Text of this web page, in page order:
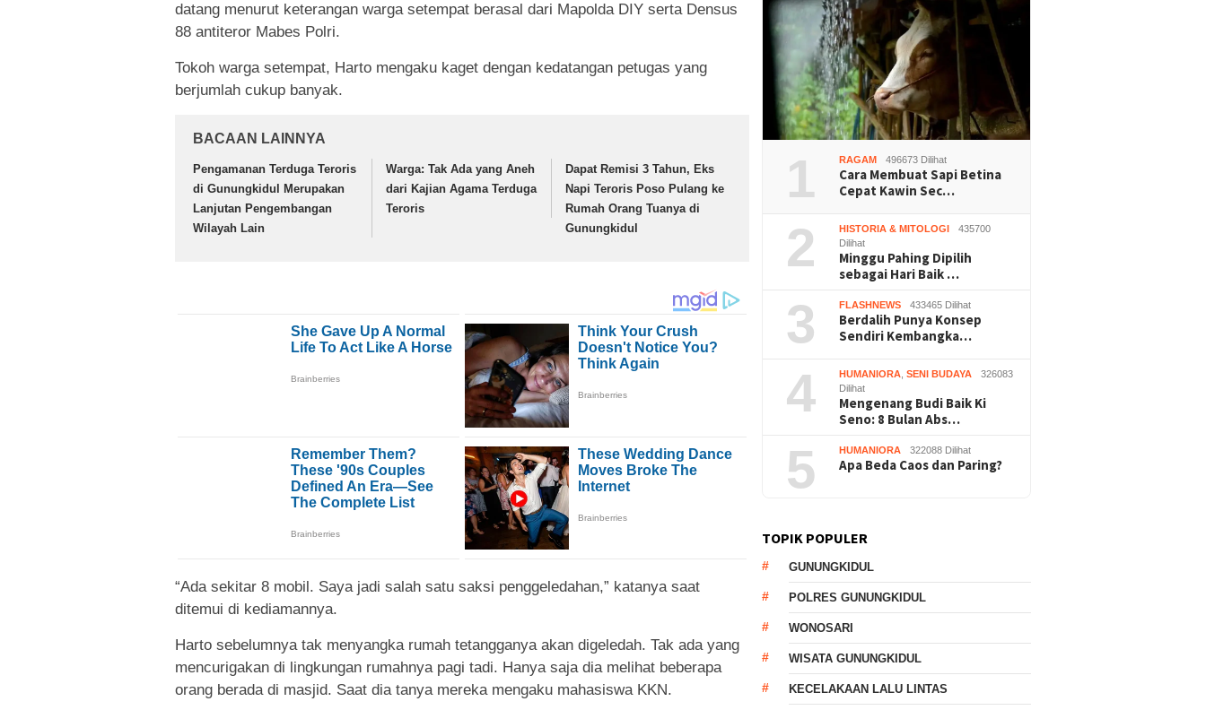
datang menurut keterangan warga setempat berasal dari Mapolda DIY serta Densus
88 antiteror Mabes Polri.
Tokoh warga setempat, Harto mengaku kaget dengan kedatangan petugas yang
berjumlah cukup banyak.
BACAAN LAINNYA
Pengamanan Terduga Teroris
di Gunungkidul Merupakan
Lanjutan Pengembangan
Wilayah Lain
Warga: Tak Ada yang Aneh
dari Kajian Agama Terduga
Teroris
Dapat Remisi 3 Tahun, Eks
Napi Teroris Poso Pulang ke
Rumah Orang Tuanya di
Gunungkidul
“Ada sekitar 8 mobil. Saya jadi salah satu saksi penggeledahan,” katanya saat
ditemui di kediamannya.
Harto sebelumnya tak menyangka rumah tetangganya akan digeledah. Tak ada yang
mencurigakan di lingkungan rumahnya pagi tadi. Hanya saja dia melihat beberapa
orang berada di masjid. Saat dia tanya mereka mengaku mahasiswa KKN.
1 RAGAM 496673 Dilihat
Cara Membuat Sapi Betina
Cepat Kawin Sec…
2 HISTORIA & MITOLOGI
435700
Dilihat
Minggu Pahing Dipilih
sebagai Hari Baik …
3 FLASHNEWS 433465 Dilihat
Berdalih Punya Konsep
Sendiri Kembangka…
4 HUMANIORA ,SENI BUDAYA
326083
Dilihat
Mengenang Budi Baik Ki
Seno: 8 Bulan Abs…
5 HUMANIORA 322088 Dilihat
Apa Beda Caos dan Paring?
TOPIK POPULER
GUNUNGKIDUL
POLRES GUNUNGKIDUL
WONOSARI
WISATA GUNUNGKIDUL
KECELAKAAN LALU LINTAS